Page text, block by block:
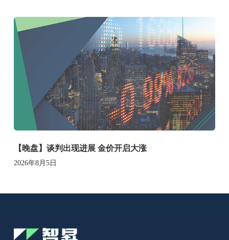
【晚盘】谈判出现进展 金价开启大涨
2026年8月5日